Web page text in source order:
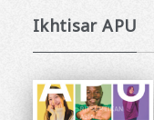
Ikhtisar APU